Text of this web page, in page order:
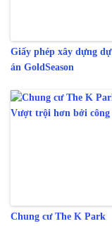
Giấy phép xây dựng dự
án GoldSeason
Chung cư The K Park